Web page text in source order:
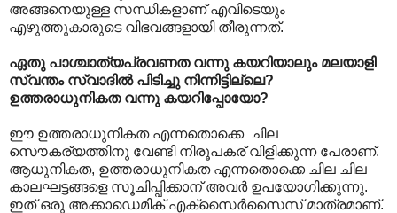
അങ്ങനെയുള്ള സന്ധികളാണ് എവിടെയും
എഴുത്തുകാരുടെ വിഭവങ്ങളായി തീരുന്നത്.
ഏതു പാശ്ചാത്യപ്രവണത വന്നു കയറിയാലും മലയാളി
സ്വന്തം സ്വാദില്‍ പിടിച്ചു നിന്നിട്ടില്ലെ?
ഉത്തരാധുനികത വന്നു കയറിപ്പോയോ?
ഈ ഉത്തരാധുനികത എന്നതൊക്കെ ‍ ചില
സൌകര്യത്തിനു വേണ്ടി നിരൂപകര് വിളിക്കുന്ന പേരാണ്.
ആധുനികത, ഉത്തരാധുനികത എന്നതൊക്കെ ചില ചില
കാലഘട്ടങ്ങളെ സൂചിപ്പിക്കാന് അവര്‍ ഉപയോഗിക്കുന്നു.
ഇത് ഒരു അക്കാഡെമിക് എക്സൈര്‍സൈസ് മാത്രമാണ്.